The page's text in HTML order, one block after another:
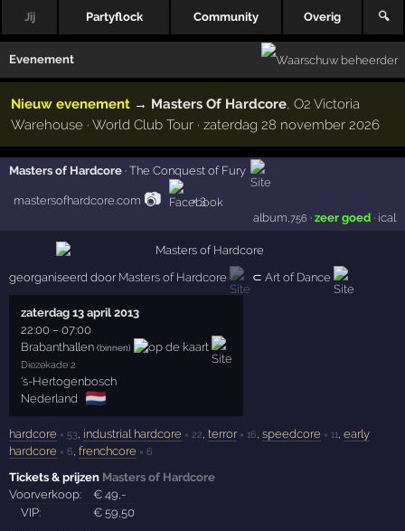
Jij Partyflock Community Overig 🔍
Evenement
Nieuw evenement → Masters Of Hardcore, O2 Victoria
Warehouse · World Club Tour · zaterdag 28 november 2026
Masters of Hardcore ·The Conquest of Fury
mastersofhardcore.com 📷
× 3
album ,756 · zeer goed· ical
georganiseerd door Masters of Hardcore ⊂Art of Dance
zaterdag 13 april 2013
22:00 –07:00
Brabanthallen (binnen)
Diezekade 2
's-Hertogenbosch
Nederland
🇳🇱
hardcore × 53 industrial hardcore × 22 ,terror × 16 ,speedcore × 11 ,early
hardcore × 6 ,frenchcore × 6
Tickets & prijzen Masters of Hardcore
Voorverkoop:
€49,-
VIP:
€59,50